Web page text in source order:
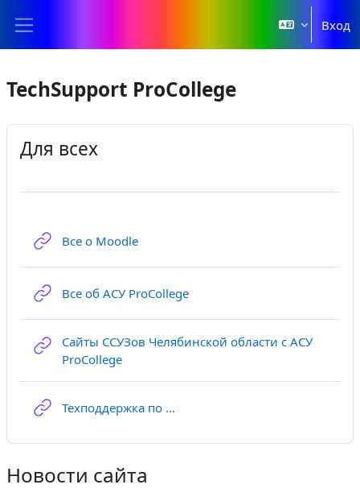
Вход
TechSupport ProCollege
Для всех
Все о MoodleГиперссылка
Все об АСУ ProCollegeГиперссылка
Сайты ССУЗов Челябинской области с АСУ
ProCollegeГиперссылка
Техподдержка по ...
Новости сайта